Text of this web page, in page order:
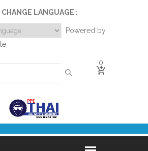
CHANGE LANGUAGE :
Powered by
0